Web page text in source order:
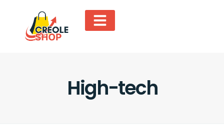
High-tech